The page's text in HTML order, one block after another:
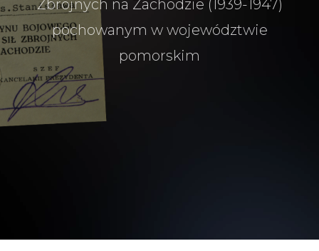
Zbrojnych na Zachodzie (1939-1947)
pochowanym w województwie
pomorskim